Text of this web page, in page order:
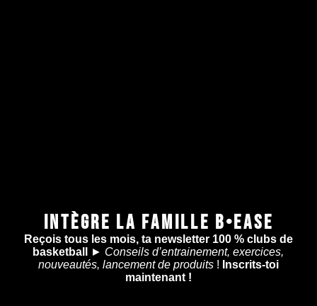
INTÈGRE LA FAMILLE B•EASE
Reçois tous les mois, ta newsletter 100 % clubs de
basketball
► Conseils d’entrainement, exercices,
nouveautés, lancement de produits! Inscrits-toi
maintenant !